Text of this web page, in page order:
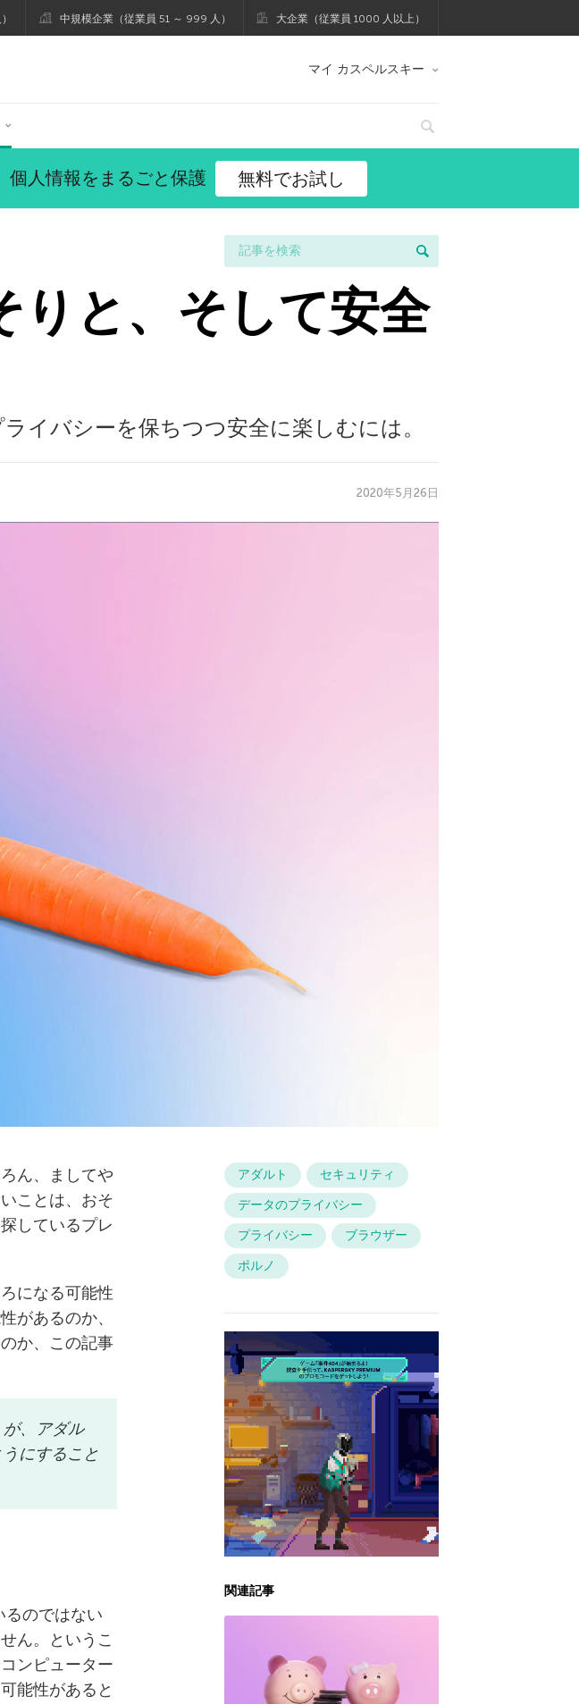
中規模企業（従業員 51 ～ 999 人） 大企業（従業員 1000 人以上）
マイ カスペルスキー
個人情報をまるごと保護 無料でお試し
りと、そして安全
イバシーを保ちつつ安全に楽しむには。
2020年5月26日
ん、ましてや
ことは、おそ
しているプレ
になる可能性
があるのか、
か、この記事
、アダル
にすること
るのではない
ん。というこ
ンピューター
能性があると
アダルト
セキュリティ
データのプライバシー
プライバシー
ブラウザー
ポルノ
関連記事